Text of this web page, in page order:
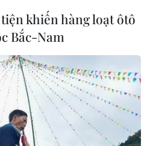
khiến hàng loạt ôtô
Bắc-Nam